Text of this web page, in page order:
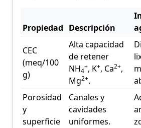
Propiedad Descripción
CEC
(meq/100
g)
Alta capacidad
de retener
NH4
+, K+, Ca2+,
Mg2+.
Porosidad
y
superficie
Canales y
cavidades
uniformes.